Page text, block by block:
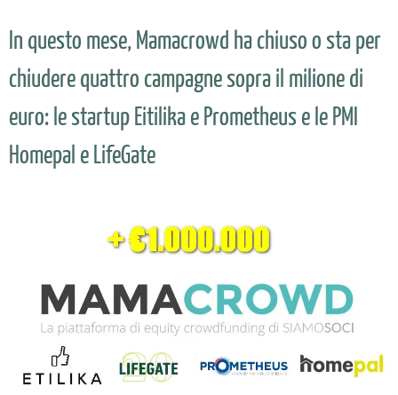
In questo mese, Mamacrowd ha chiuso o sta per
chiudere quattro campagne sopra il milione di
euro: le startup Eitilika e Prometheus e le PMI
Homepal e LifeGate